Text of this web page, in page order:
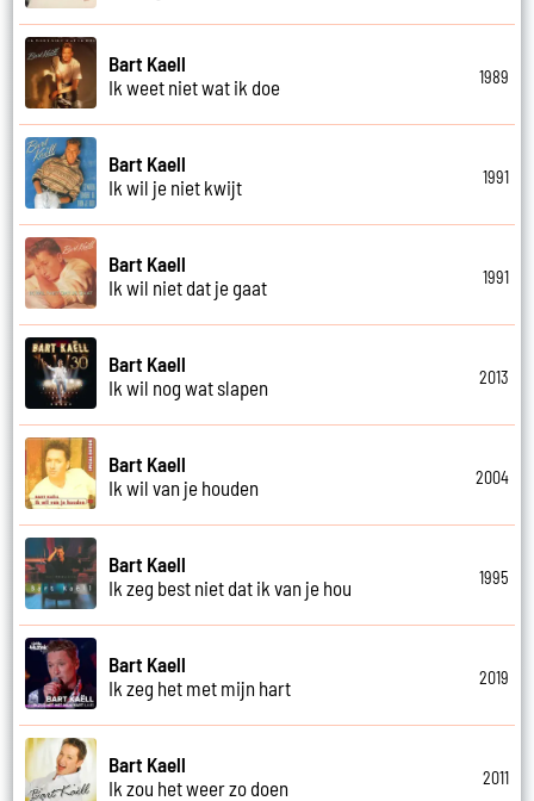
Bart Kaell
Ik weet niet wat ik doe
1989
Bart Kaell
Ik wil je niet kwijt
1991
Bart Kaell
Ik wil niet dat je gaat
1991
Bart Kaell
Ik wil nog wat slapen
2013
Bart Kaell
Ik wil van je houden
2004
Bart Kaell
Ik zeg best niet dat ik van je hou
1995
Bart Kaell
Ik zeg het met mijn hart
2019
Bart Kaell
Ik zou het weer zo doen
2011